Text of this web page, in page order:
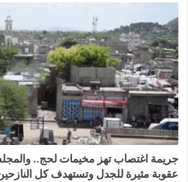
جريمة اغتصاب تهز مخيمات لحج..
عقوبة مثيرة للجدل وتستهدف كل